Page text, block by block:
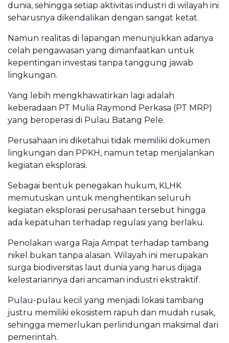
dunia, sehingga setiap aktivitas industri di wilayah ini
seharusnya dikendalikan dengan sangat ketat.
Namun realitas di lapangan menunjukkan adanya
celah pengawasan yang dimanfaatkan untuk
kepentingan investasi tanpa tanggung jawab
lingkungan.
Yang lebih mengkhawatirkan lagi adalah
keberadaan PT Mulia Raymond Perkasa (PT MRP)
yang beroperasi di Pulau Batang Pele.
Perusahaan ini diketahui tidak memiliki dokumen
lingkungan dan PPKH, namun tetap menjalankan
kegiatan eksplorasi.
Sebagai bentuk penegakan hukum, KLHK
memutuskan untuk menghentikan seluruh
kegiatan eksplorasi perusahaan tersebut hingga
ada kepatuhan terhadap regulasi yang berlaku.
Penolakan warga Raja Ampat terhadap tambang
nikel bukan tanpa alasan. Wilayah ini merupakan
surga biodiversitas laut dunia yang harus dijaga
kelestariannya dari ancaman industri ekstraktif.
Pulau-pulau kecil yang menjadi lokasi tambang
justru memiliki ekosistem rapuh dan mudah rusak,
sehingga memerlukan perlindungan maksimal dari
pemerintah.